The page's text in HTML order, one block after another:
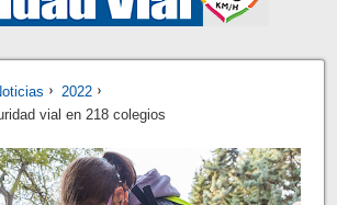
2022
vial en 218 colegios